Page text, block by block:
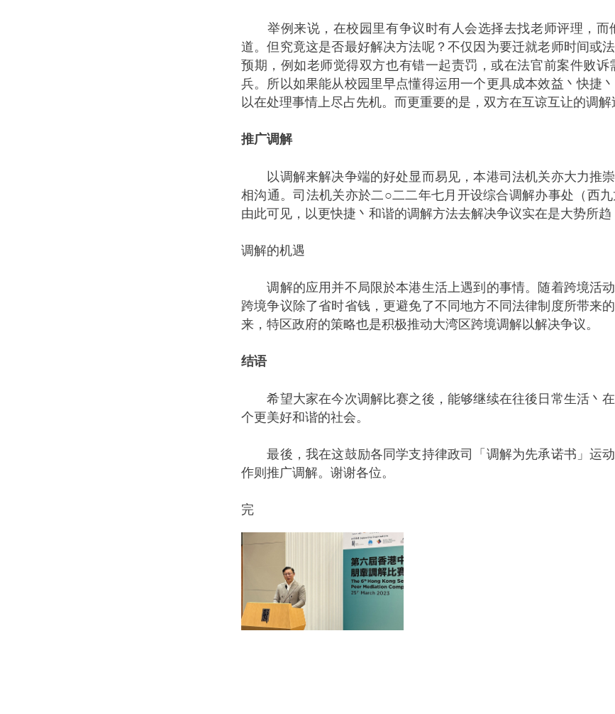
举例来说，在校园里有争议时有人会选择去找老师评理，而
道。但究竟这是否最好解决方法呢？不仅因为要迁就老师时间或
预期，例如老师觉得双方也有错一起责罚，或在法官前案件败
兵。所以如果能从校园里早点懂得运用一个更具成本效益丶快捷
以在处理事情上尽占先机。而更重要的是，双方在互谅互让的调
推广调解
以调解来解决争端的好处显而易见，本港司法机关亦大力推
相沟通。司法机关亦於二○二二年七月开设综合调解办事处（西
由此可见，以更快捷丶和谐的调解方法去解决争议实在是大势所趋
调解的机遇
调解的应用并不局限於本港生活上遇到的事情。随着跨境活
跨境争议除了省时省钱，更避免了不同地方不同法律制度所带来
来，特区政府的策略也是积极推动大湾区跨境调解以解决争议。
结语
希望大家在今次调解比赛之後，能够继续在往後日常生活丶
个更美好和谐的社会。
最後，我在这鼓励各同学支持律政司「调解为先承诺书」运
作则推广调解。谢谢各位。
完